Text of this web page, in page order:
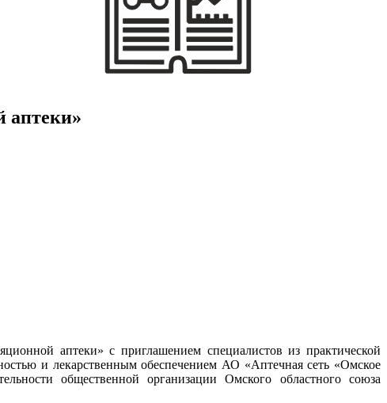
аптеки»
аптеки» с приглашением специалистов из практической
и лекарственным обеспечением АО «Аптечная сеть «Омское
общественной организации Омского областного союза